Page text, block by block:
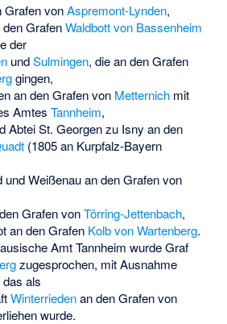
Grafen vonAspremont-Lynden,
den GrafenWaldbott von Bassenheim
der
undSulmingen, die an den Grafen
gingen,
an den Grafen von Metternich mit
AmtesTannheim,
Abtei St. Georgen zu Isny an den
(1805 an Kurpfalz-Bayern
und Weißenau an den Grafen von
Grafen vonTörring-Jettenbach,
an den Grafen Kolb von Wartenberg.
Amt Tannheim wurde Graf
zugesprochen, mit Ausnahme
als
Winterriedenan den Grafen von
wurde.